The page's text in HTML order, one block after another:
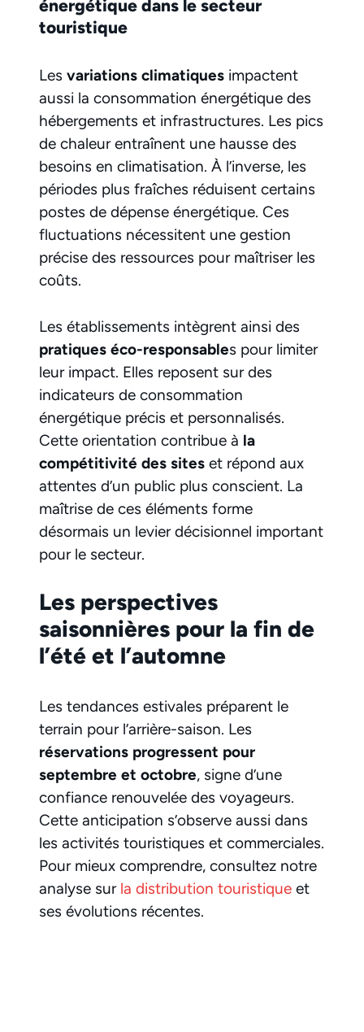
énergétique dans le secteur
touristique
Les variations climatiques impactent
aussi la consommation énergétique des
hébergements et infrastructures. Les pics
de chaleur entraînent une hausse des
besoins en climatisation. À l’inverse, les
périodes plus fraîches réduisent certains
postes de dépense énergétique. Ces
fluctuations nécessitent une gestion
précise des ressources pour maîtriser les
coûts.
Les établissements intègrent ainsi des
pratiques éco-responsables pour limiter
leur impact. Elles reposent sur des
indicateurs de consommation
énergétique précis et personnalisés.
Cette orientation contribue à la
compétitivité des sites et répond aux
attentes d’un public plus conscient. La
maîtrise de ces éléments forme
désormais un levier décisionnel important
pour le secteur.
Les perspectives
saisonnières pour la fin de
l’été et l’automne
Les tendances estivales préparent le
terrain pour l’arrière-saison. Les
réservations progressent pour
septembre et octobre, signe d’une
confiance renouvelée des voyageurs.
Cette anticipation s’observe aussi dans
les activités touristiques et commerciales.
Pour mieux comprendre, consultez notre
analyse sur la distribution touristique et
ses évolutions récentes.